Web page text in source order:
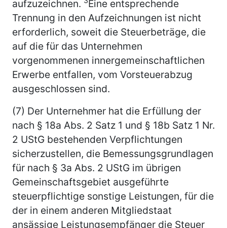
aufzuzeichnen.
Eine entsprechende
Trennung in den Aufzeichnungen ist nicht
erforderlich, soweit die Steuerbeträge, die
auf die für das Unternehmen
vorgenommenen innergemeinschaftlichen
Erwerbe entfallen, vom Vorsteuerabzug
ausgeschlossen sind.
(7) Der Unternehmer hat die Erfüllung der
nach § 18a Abs. 2 Satz 1 und § 18b Satz 1 Nr.
2 UStG bestehenden Verpflichtungen
sicherzustellen, die Bemessungsgrundlagen
für nach § 3a Abs. 2 UStG im übrigen
Gemeinschaftsgebiet ausgeführte
steuerpflichtige sonstige Leistungen, für die
der in einem anderen Mitgliedstaat
ansässige Leistungsempfänger die Steuer